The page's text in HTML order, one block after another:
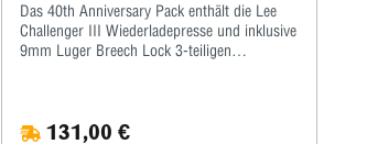
Das 40th Anniversary Pack enthält die Lee
Challenger III Wiederladepresse und inklusive
9mm Luger Breech Lock 3-teiligen
131,00 €